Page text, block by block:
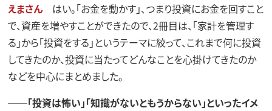
えまさんはい。「お金を動かす」、つまり投資にお金を回すこと
で、資産を増やすことができたので、2冊目は、「家計を管理す
る」から「投資をする」というテーマに絞って、これまで何に投資
してきたのか、投資に当たってどんなことを心掛けてきたのか
などを中心にまとめました。
──「投資は怖い」「知識がないともうからない」といったイメ